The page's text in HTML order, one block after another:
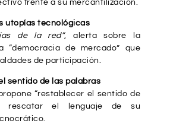
frente a su mercantilización.
utopías tecnológicas
de la red”, alerta sobre la
“democracia de mercado” que
de participación.
sentido de las palabras
“restablecer el sentido de
rescatar el lenguaje de su